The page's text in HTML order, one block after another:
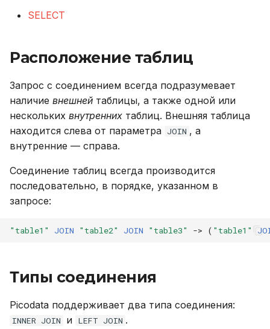
п
с
Резервное копирование
помощью LDAP/LDAPS
Включение протокола
SSL
Использование журнала
аудита
Рекомендации по
Устранение неполадок
CREATE PLUGIN
CREATE TABLE
CREATE USER
DELETE
DROP INDEX
DROP PLUGIN
DROP ROLE
DROP TABLE
Отсутствие
Частичное
перемещение
Полное перемещение
SUBSTR
SUBSTRING
TRIM
UPPER
Дата и время
Описание системных
Интерфейс RPC API
Файберы, потоки и
многозадачность
Механизм плагинов
Внешний модуль аудита
SELECT
Расположение таблиц
Запрос с соединением всегда подразумевает
наличие внешней таблицы, а также одной или
нескольких внутренних таблиц. Внешняя таблица
находится слева от параметра JOIN , а
внутренние — справа.
Соединение таблиц всегда производится
последовательно, в порядке, указанном в
запросе:
"table1" JOIN "table2" JOIN "table3" -> ( "table1"
Типы соединения
Picodata поддерживает два типа соединения:
INNER JOIN и LEFT JOIN .